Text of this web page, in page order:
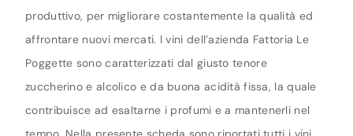
produttivo, per migliorare costantemente la qualità ed
affrontare nuovi mercati. I vini dell’azienda Fattoria Le
Poggette sono caratterizzati dal giusto tenore
zuccherino e alcolico e da buona acidità fissa, la quale
contribuisce ad esaltarne i profumi e a mantenerli nel